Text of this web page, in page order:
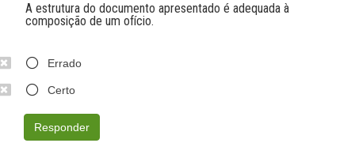
A estrutura do documento apresentado é adequada à
composição de um ofício.
Errado
Certo
Responder